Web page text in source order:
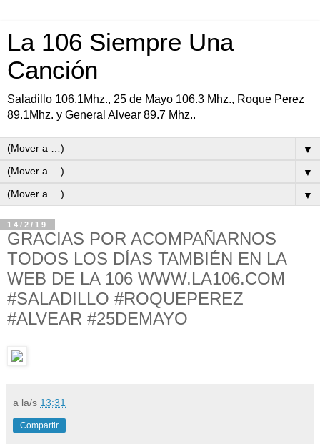
La 106 Siempre Una
Canción
Saladillo 106,1Mhz., 25 de Mayo 106.3 Mhz., Roque Perez
89.1Mhz. y General Alvear 89.7 Mhz..
▼
▼
▼
14/2/19
GRACIAS POR ACOMPAÑARNOS
TODOS LOS DÍAS TAMBIÉN EN LA
WEB DE LA 106 WWW.LA106.COM
#SALADILLO #ROQUEPEREZ
#ALVEAR #25DEMAYO
a la/s 13:31
Compartir